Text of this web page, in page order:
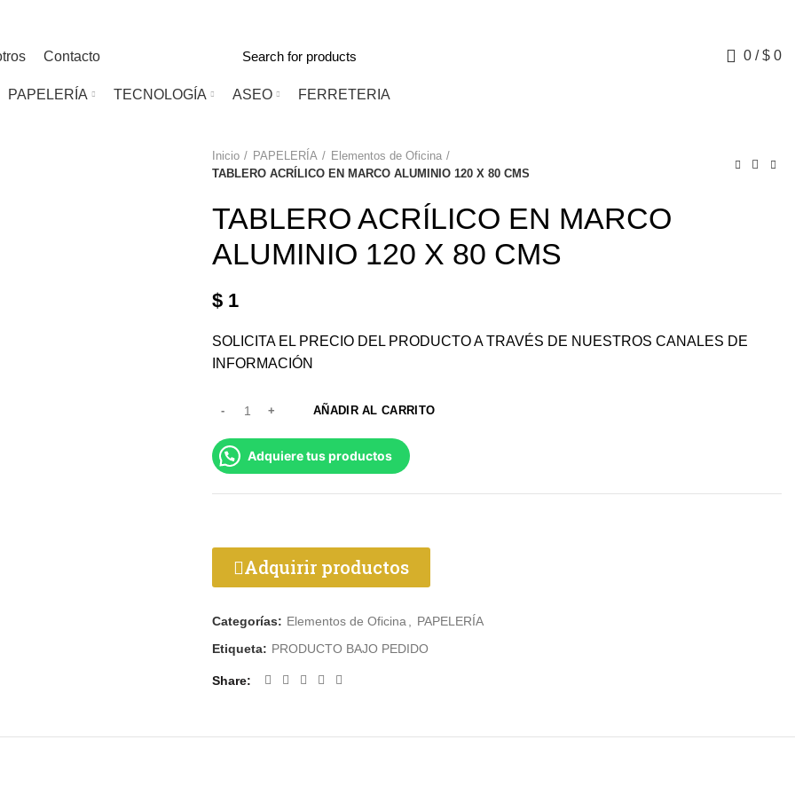
Contacto 0 / $ 0
PAPELERÍA TECNOLOGÍA ASEO FERRETERIA
Inicio
PAPELERÍA
Elementos de Oficina
TABLERO ACRÍLICO EN MARCO ALUMINIO 120 X 80 CMS
TABLERO ACRÍLICO EN MARCO
ALUMINIO 120 X 80 CMS
$ 1
SOLICITA EL PRECIO DEL PRODUCTO A TRAVÉS DE NUESTROS CANALES DE
INFORMACIÓN
AÑADIR AL CARRITO
Adquiere tus productos
Adquirir productos
Categorías: Elementos de Oficina
PAPELERÍA
Etiqueta: PRODUCTO BAJO PEDIDO
Share